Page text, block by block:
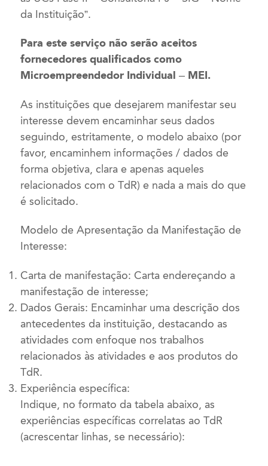
da Instituição”.
Para este serviço não serão aceitos
fornecedores qualificados como
Microempreendedor Individual – MEI.
As instituições que desejarem manifestar seu
interesse devem encaminhar seus dados
seguindo, estritamente, o modelo abaixo (por
favor, encaminhem informações / dados de
forma objetiva, clara e apenas aqueles
relacionados com o TdR) e nada a mais do que
é solicitado.
Modelo de Apresentação da Manifestação de
Interesse:
Carta de manifestação: Carta endereçando a
manifestação de interesse;
Dados Gerais: Encaminhar uma descrição dos
antecedentes da instituição, destacando as
atividades com enfoque nos trabalhos
relacionados às atividades e aos produtos do
TdR.
Experiência específica:
Indique, no formato da tabela abaixo, as
experiências específicas correlatas ao TdR
(acrescentar linhas, se necessário):